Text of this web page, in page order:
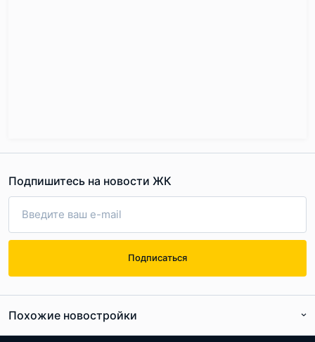
Подпишитесь на новости ЖК
Подписаться
Похожие новостройки